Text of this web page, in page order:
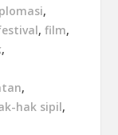
,
, film,
,
,
hak sipil,